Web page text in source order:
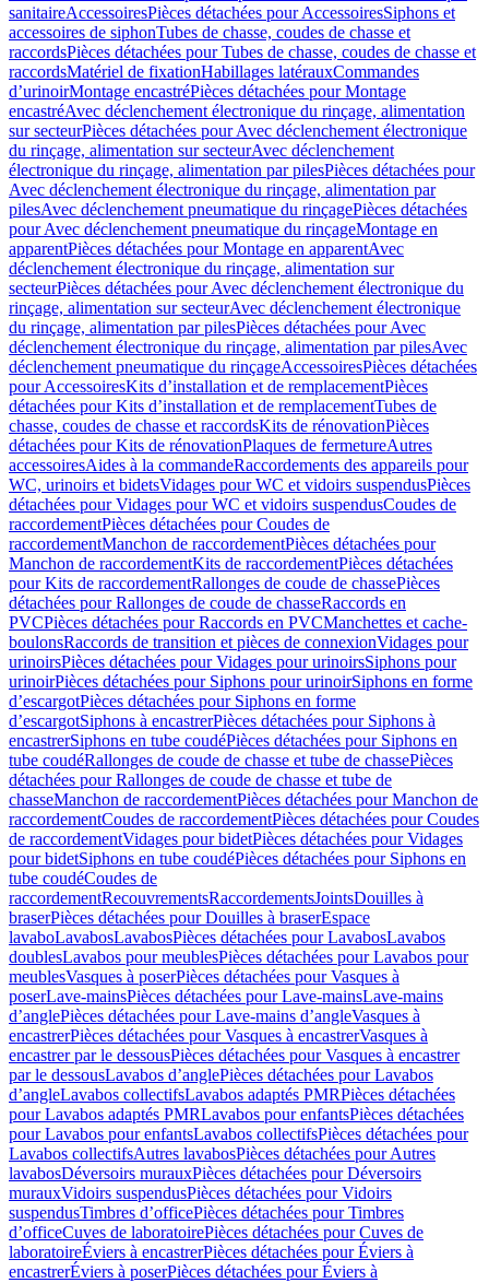
sanitaireAccessoiresPièces détachées pour AccessoiresSiphons et
accessoires de siphonTubes de chasse, coudes de chasse et
raccordsPièces détachées pour Tubes de chasse, coudes de chasse et
raccordsMatériel de fixationHabillages latérauxCommandes
dʼurinoirMontage encastréPièces détachées pour Montage
encastréAvec déclenchement électronique du rinçage, alimentation
sur secteurPièces détachées pour Avec déclenchement électronique
du rinçage, alimentation sur secteurAvec déclenchement
électronique du rinçage, alimentation par pilesPièces détachées pour
Avec déclenchement électronique du rinçage, alimentation par
pilesAvec déclenchement pneumatique du rinçagePièces détachées
pour Avec déclenchement pneumatique du rinçageMontage en
apparentPièces détachées pour Montage en apparentAvec
déclenchement électronique du rinçage, alimentation sur
secteurPièces détachées pour Avec déclenchement électronique du
rinçage, alimentation sur secteurAvec déclenchement électronique
du rinçage, alimentation par pilesPièces détachées pour Avec
déclenchement électronique du rinçage, alimentation par pilesAvec
déclenchement pneumatique du rinçageAccessoiresPièces détachées
pour AccessoiresKits d’installation et de remplacementPièces
détachées pour Kits d’installation et de remplacementTubes de
chasse, coudes de chasse et raccordsKits de rénovationPièces
détachées pour Kits de rénovationPlaques de fermetureAutres
accessoiresAides à la commandeRaccordements des appareils pour
WC, urinoirs et bidetsVidages pour WC et vidoirs suspendusPièces
détachées pour Vidages pour WC et vidoirs suspendusCoudes de
raccordementPièces détachées pour Coudes de
raccordementManchon de raccordementPièces détachées pour
Manchon de raccordementKits de raccordementPièces détachées
pour Kits de raccordementRallonges de coude de chassePièces
détachées pour Rallonges de coude de chasseRaccords en
PVCPièces détachées pour Raccords en PVCManchettes et cache-
boulonsRaccords de transition et pièces de connexionVidages pour
urinoirsPièces détachées pour Vidages pour urinoirsSiphons pour
urinoirPièces détachées pour Siphons pour urinoirSiphons en forme
d’escargotPièces détachées pour Siphons en forme
d’escargotSiphons à encastrerPièces détachées pour Siphons à
encastrerSiphons en tube coudéPièces détachées pour Siphons en
tube coudéRallonges de coude de chasse et tube de chassePièces
détachées pour Rallonges de coude de chasse et tube de
chasseManchon de raccordementPièces détachées pour Manchon de
raccordementCoudes de raccordementPièces détachées pour Coudes
de raccordementVidages pour bidetPièces détachées pour Vidages
pour bidetSiphons en tube coudéPièces détachées pour Siphons en
tube coudéCoudes de
raccordementRecouvrementsRaccordementsJointsDouilles à
braserPièces détachées pour Douilles à braserEspace
lavaboLavabosLavabosPièces détachées pour LavabosLavabos
doublesLavabos pour meublesPièces détachées pour Lavabos pour
meublesVasques à poserPièces détachées pour Vasques à
poserLave-mainsPièces détachées pour Lave-mainsLave-mains
d’anglePièces détachées pour Lave-mains d’angleVasques à
encastrerPièces détachées pour Vasques à encastrerVasques à
encastrer par le dessousPièces détachées pour Vasques à encastrer
par le dessousLavabos d’anglePièces détachées pour Lavabos
d’angleLavabos collectifsLavabos adaptés PMRPièces détachées
pour Lavabos adaptés PMRLavabos pour enfantsPièces détachées
pour Lavabos pour enfantsLavabos collectifsPièces détachées pour
Lavabos collectifsAutres lavabosPièces détachées pour Autres
lavabosDéversoirs murauxPièces détachées pour Déversoirs
murauxVidoirs suspendusPièces détachées pour Vidoirs
suspendusTimbres dʼofficePièces détachées pour Timbres
dʼofficeCuves de laboratoirePièces détachées pour Cuves de
laboratoireÉviers à encastrerPièces détachées pour Éviers à
encastrerÉviers à poserPièces détachées pour Éviers à